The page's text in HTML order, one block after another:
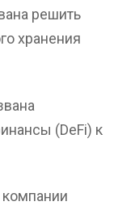
решить
хранения
(DeFi) к